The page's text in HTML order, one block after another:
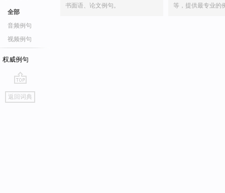
全部
音频例句
视频例句
权威例句
go
top
返回词典
书面语、论文例句。
等，提供最专业的